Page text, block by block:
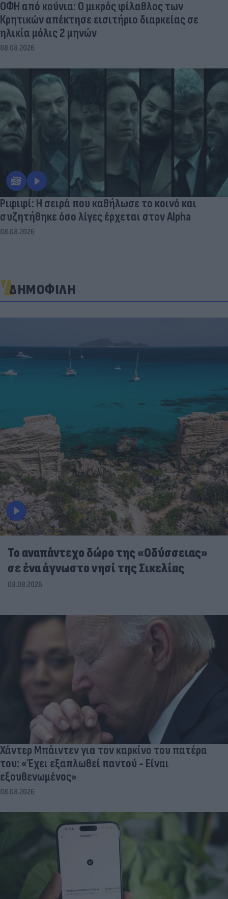
ΟΦΗ από κούνια: Ο μικρός φίλαθλος των
Κρητικών απέκτησε εισιτήριο διαρκείας σε
ηλικία μόλις 2 μηνών
08.08.2026
Ριφιφί: Η σειρά που καθήλωσε το κοινό και
συζητήθηκε όσο λίγες έρχεται στον Alpha
08.08.2026
ΔΗΜΟΦΙΛΗ
To αναπάντεχο δώρο της «Οδύσσειας»
σε ένα άγνωστο νησί της Σικελίας
08.08.2026
Χάντερ Μπάιντεν για τον καρκίνο του πατέρα
του: «Έχει εξαπλωθεί παντού - Είναι
εξουθενωμένος»
08.08.2026